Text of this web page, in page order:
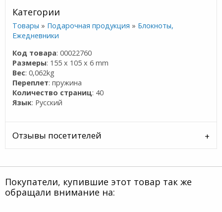
Категории
Товары » Подарочная продукция » Блокноты,
Ежедневники
Код товара: 00022760
Размеры: 155 x 105 x 6 mm
Вес: 0,062kg
Переплет: пружина
Количество страниц: 40
Язык: Русский
Отзывы посетителей
Покупатели, купившие этот товар так же
обращали внимание на: